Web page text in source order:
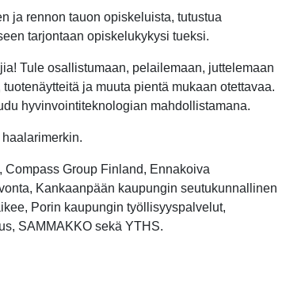
ja rennon tauon opiskeluista, tutustua
tarjontaan opiskelukykysi tueksi.
Tule osallistumaan, pelailemaan, juttelemaan
ja muuta pientä mukaan otettavaa.
hyvinvointiteknologian mahdollistamana.
Compass Group Finland, Ennakoiva
Kankaanpään kaupungin seutukunnallinen
Porin kaupungin työllisyyspalvelut,
SAMMAKKO sekä YTHS.